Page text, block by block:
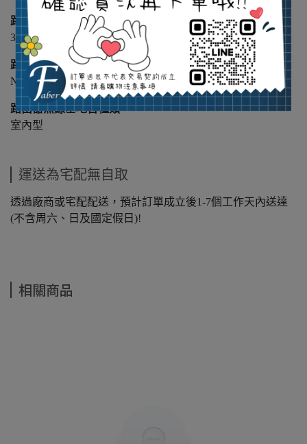
路由器保固期限
3年
路由器安規認證
NCC
路由器無線基地台種類
室內型
運送為宅配無自取
透過廠商或宅配配送，預計訂單成立後1-7個工作天內送達
(不含周六、日及國定假日)!
相關商品